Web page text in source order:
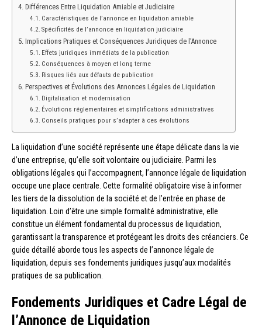
Différences Entre Liquidation Amiable et Judiciaire
Caractéristiques de l’annonce en liquidation amiable
Spécificités de l’annonce en liquidation judiciaire
Implications Pratiques et Conséquences Juridiques de l’Annonce
Effets juridiques immédiats de la publication
Conséquences à moyen et long terme
Risques liés aux défauts de publication
Perspectives et Évolutions des Annonces Légales de Liquidation
Digitalisation et modernisation
Évolutions réglementaires et simplifications administratives
Conseils pratiques pour s’adapter à ces évolutions
La liquidation d’une société représente une étape délicate dans la vie
d’une entreprise, qu’elle soit volontaire ou judiciaire. Parmi les
obligations légales qui l’accompagnent, l’annonce légale de liquidation
occupe une place centrale. Cette formalité obligatoire vise à informer
les tiers de la dissolution de la société et de l’entrée en phase de
liquidation. Loin d’être une simple formalité administrative, elle
constitue un élément fondamental du processus de liquidation,
garantissant la transparence et protégeant les droits des créanciers. Ce
guide détaillé aborde tous les aspects de l’annonce légale de
liquidation, depuis ses fondements juridiques jusqu’aux modalités
pratiques de sa publication.
Fondements Juridiques et Cadre Légal de
l’Annonce de Liquidation